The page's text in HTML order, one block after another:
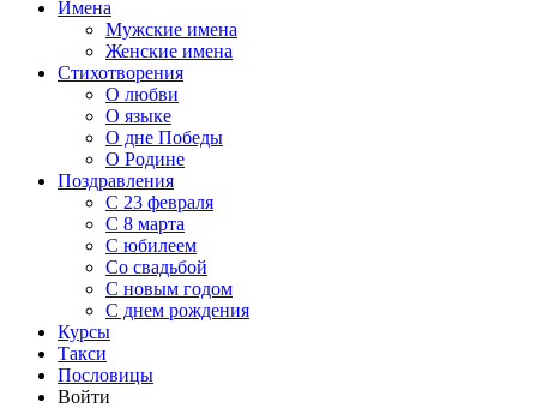
Имена
Мужские имена
Женские имена
Стихотворения
О любви
О языке
О дне Победы
О Родине
Поздравления
С 23 февраля
С 8 марта
С юбилеем
Со свадьбой
С новым годом
С днем рождения
Курсы
Такси
Пословицы
Войти